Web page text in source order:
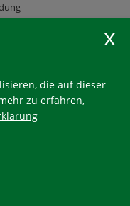
Die Nutzung muss
- KlimaHaus
die auf dieser
zu erfahren,